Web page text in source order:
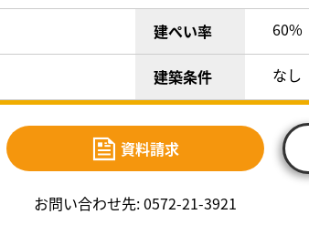
建ぺい率 60%
建築条件 なし
資料請求
お問い合わせ先: 0572-21-3921